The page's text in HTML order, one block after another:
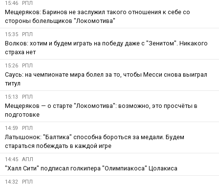
15:46 РПЛ
Мещеряков: Баринов не заслужил такого отношения к себе со
стороны болельщиков "Локомотива"
15:35 РПЛ
Волков: хотим и будем играть на победу даже с "Зенитом". Никакого
страха нет
15:26 РПЛ
Саусь: на чемпионате мира болел за то, чтобы Месси снова выиграл
титул
15:13 РПЛ
Мещеряков — о старте "Локомотива": возможно, это просчёты в
подготовке
14:59 РПЛ
Латышонок: "Балтика" способна бороться за медали. Будем
стараться побеждать в каждой игре
14:45 АПЛ
"Халл Сити" подписал голкипера "Олимпиакоса" Цолакиса
14:32 РПЛ